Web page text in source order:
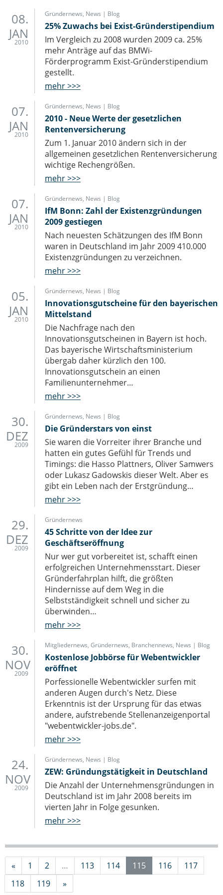
Start-Up Augsburg
08.
JAN
2010
Gründernews, News | Blog
25% Zuwachs bei Exist-Gründerstipendium
Im Vergleich zu 2008 wurden 2009 ca. 25%
mehr Anträge auf das BMWi-
Förderprogramm Exist-Gründerstipendium
gestellt.
mehr >>>
07.
JAN
2010
Gründernews, News | Blog
2010 - Neue Werte der gesetzlichen
Rentenversicherung
Zum 1. Januar 2010 ändern sich in der
allgemeinen gesetzlichen Rentenversicherung
wichtige Rechengrößen.
mehr >>>
07.
JAN
2010
Gründernews, News | Blog
IfM Bonn: Zahl der Existenzgründungen
2009 gestiegen
Nach neuesten Schätzungen des IfM Bonn
waren in Deutschland im Jahr 2009 410.000
Existenzgründungen zu verzeichnen.
mehr >>>
05.
JAN
2010
Gründernews, News | Blog
Innovationsgutscheine für den bayerischen
Mittelstand
Die Nachfrage nach den
Innovationsgutscheinen in Bayern ist hoch.
Das bayerische Wirtschaftsministerium
übergab daher kürzlich den 100.
Innovationsgutschein an einen
Familienunternehmer…
mehr >>>
30.
DEZ
2009
Gründernews, News | Blog
Die Gründerstars von einst
Sie waren die Vorreiter ihrer Branche und
hatten ein gutes Gefühl für Trends und
Timings: die Hasso Plattners, Oliver Samwers
oder Lukasz Gadowskis dieser Welt. Aber es
gibt ein Leben nach der Erstgründung…
mehr >>>
29.
DEZ
2009
Gründernews
45 Schritte von der Idee zur
Geschäftseröffnung
Nur wer gut vorbereitet ist, schafft einen
erfolgreichen Unternehmensstart. Dieser
Gründerfahrplan hilft, die größten
Hindernisse auf dem Weg in die
Selbstständigkeit schnell und sicher zu
überwinden…
mehr >>>
30.
NOV
2009
Mitgliedernews, Gründernews, Branchennews, News | Blog
Kostenlose Jobbörse für Webentwickler
eröffnet
Porfessionelle Webentwickler surfen mit
anderen Augen durch's Netz. Diese
Erkenntnis ist der Ursprung für das etwas
andere, aufstrebende Stellenanzeigenportal
"webentwickler-jobs.de".
mehr >>>
24.
NOV
2009
Gründernews, News | Blog
ZEW: Gründungstätigkeit in Deutschland
Die Anzahl der Unternehmensgründungen in
Deutschland ist im Jahr 2008 bereits im
vierten Jahr in Folge gesunken.
mehr >>>
« 1 2 … 113 114 115 116
117
118
119 »